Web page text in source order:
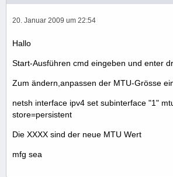
20. Januar 2009 um 22:54
Hallo
Start-Ausführen cmd eingeben und enter
Zum ändern,anpassen der MTU-Grösse
netsh interface ipv4 set subinterface "1"
store=persistent
Die XXXX sind der neue MTU Wert
mfg sea